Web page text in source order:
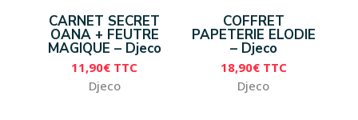
CARNET SECRET
OANA + FEUTRE
MAGIQUE – Djeco
11,90€ TTC
Djeco
COFFRET
PAPETERIE ELODIE
– Djeco
18,90€ TTC
Djeco